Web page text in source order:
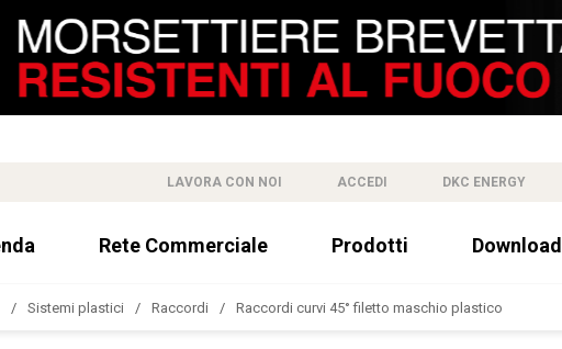
LAVORA CON NOI ACCEDI DKC ENERGY
Rete Commerciale Prodotti Download
Sistemi plastici Raccordi Raccordi curvi 45° filetto maschio plastico